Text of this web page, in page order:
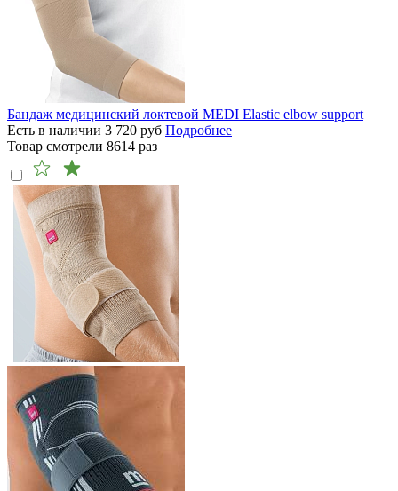
Бандаж медицинский локтевой MEDI Elastic elbow support
Есть в наличии 3 720 руб Подробнее
Товар смотрели 8614 раз